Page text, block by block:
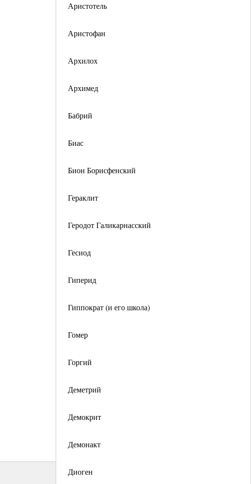
Аристотель
Аристофан
Архилох
Архимед
Бабрий
Биас
Бион Борисфенский
Гераклит
Геродот Галикарнасский
Гесиод
Гиперид
Гиппократ (и его школа)
Гомер
Горгий
Деметрий
Демокрит
Демонакт
Диоген